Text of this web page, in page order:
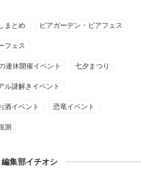
まとめ ビアガーデン・ビアフェス
フェス
連休開催イベント 七夕まつり
ル謎解きイベント
酒イベント 恐竜イベント
測
編集部イチオシ